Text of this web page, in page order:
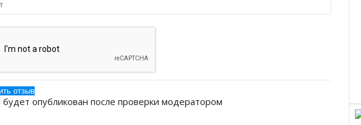
опубликован после проверки модератором